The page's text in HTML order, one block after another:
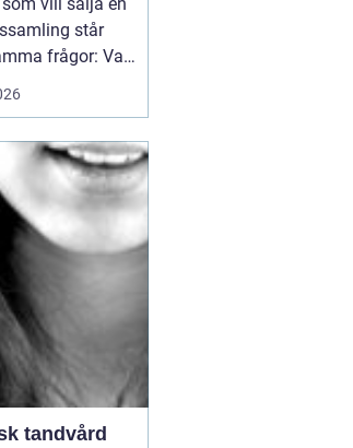
står
frågor: Vad
värd? Var
man sig? Och hur
Oavsett om
är egen, ärvd
av ett dödsbo
att skapa
få en rättvi...
tandvård